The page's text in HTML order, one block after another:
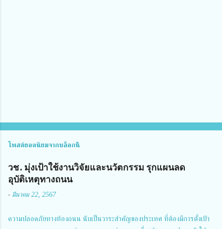
โพสต์ยอดนิยมจากบล็อกนี้
วช. มุ่งเป้าใช้งานวิจัยและนวัตกรรม รุกแผนลด
อุบัติเหตุทางถนน
- มีนาคม 22, 2567
ความปลอดภัยทางท้องถนน นับเป็นวาระสำคัญของประเทศ ที่ต้องมีการตั้งเป้า